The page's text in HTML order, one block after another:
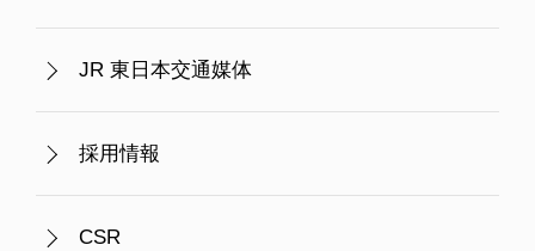
JR 東日本交通媒体
採用情報
CSR